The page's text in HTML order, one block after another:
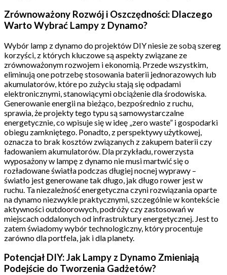
Zrównoważony Rozwój i Oszczędności: Dlaczego
Warto Wybrać Lampy z Dynamo?
Wybór lamp z dynamo do projektów DIY niesie ze sobą szereg
korzyści, z których kluczowe są aspekty związane ze
zrównoważonym rozwojem i ekonomią. Przede wszystkim,
eliminują one potrzebę stosowania baterii jednorazowych lub
akumulatorów, które po zużyciu stają się odpadami
elektronicznymi, stanowiącymi obciążenie dla środowiska.
Generowanie energii na bieżąco, bezpośrednio z ruchu,
sprawia, że projekty tego typu są samowystarczalne
energetycznie, co wpisuje się w ideę „zero waste” i gospodarki
obiegu zamkniętego. Ponadto, z perspektywy użytkowej,
oznacza to brak kosztów związanych z zakupem baterii czy
ładowaniem akumulatorów. Dla przykładu, rowerzysta
wyposażony w lampę z dynamo nie musi martwić się o
rozładowane światła podczas długiej nocnej wyprawy –
światło jest generowane tak długo, jak długo rower jest w
ruchu. Ta niezależność energetyczna czyni rozwiązania oparte
na dynamo niezwykle praktycznymi, szczególnie w kontekście
aktywności outdoorowych, podróży czy zastosowań w
miejscach oddalonych od infrastruktury energetycznej. Jest to
zatem świadomy wybór technologiczny, który procentuje
zarówno dla portfela, jak i dla planety.
Potencjał DIY: Jak Lampy z Dynamo Zmieniają
Podejście do Tworzenia Gadżetów?